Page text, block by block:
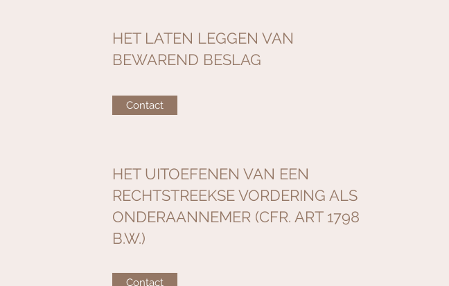
HET LATEN LEGGEN VAN
BEWAREND BESLAG
Contact
HET UITOEFENEN VAN EEN
RECHTSTREEKSE VORDERING ALS
ONDERAANNEMER (CFR. ART 1798
B.W.)
Contact